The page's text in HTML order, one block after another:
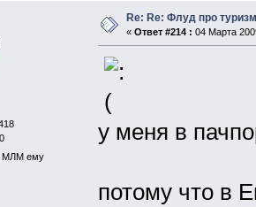
МЛМ ему
Re: Re: Флуд про туризм
« Ответ #214 : 04 Марта
у меня в
потому что в